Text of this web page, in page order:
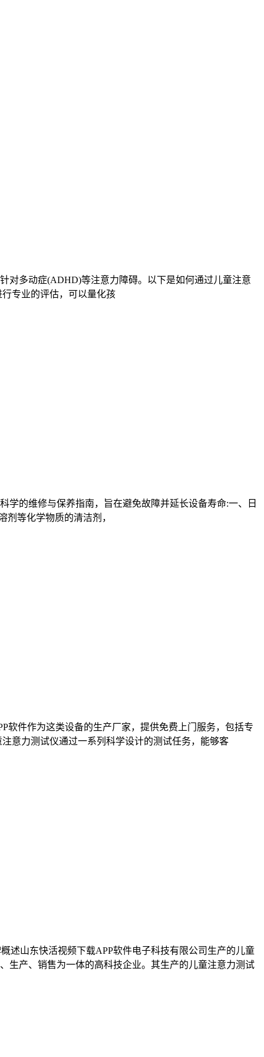
对多动症(ADHD)等注意力障碍。以下是如何通过儿童注意
专业的评估，可以量化孩
学的维修与保养指南，旨在避免故障并延长设备寿命:一、日
等化学物质的清洁剂，
软件作为这类设备的生产厂家，提供免费上门服务，包括专
意力测试仪通过一系列科学设计的测试任务，能够客
述山东快活视频下载APP软件电子科技有限公司生产的儿童
生产、销售为一体的高科技企业。其生产的儿童注意力测试